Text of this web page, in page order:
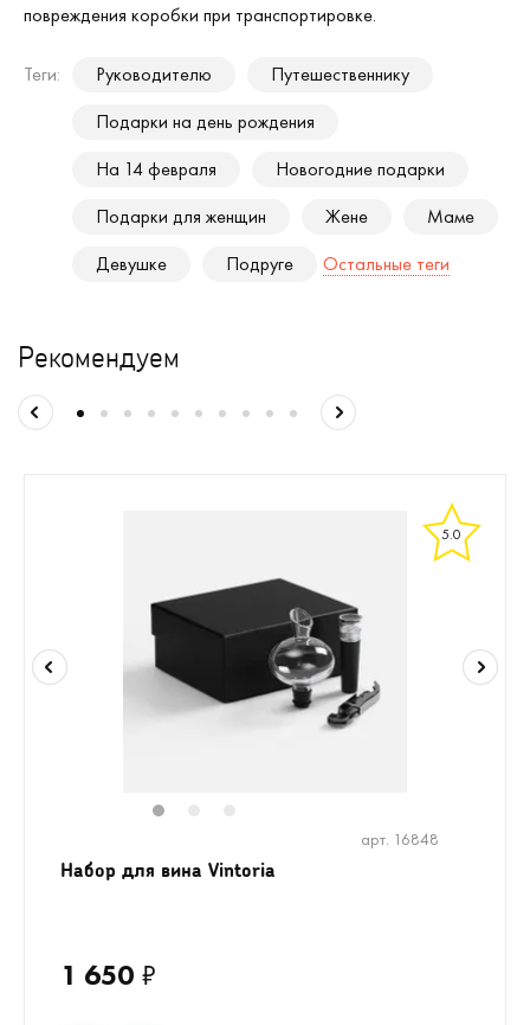
повреждения коробки при транспортировке.
Теги: Руководителю
Путешественнику
Подарки на день рождения
На 14 февраля
Новогодние подарки
Подарки для женщин
Жене
Маме
Девушке
Подруге Остальные теги
Рекомендуем
5.0
арт. 16848
Набор для вина Vintoria
1 650 ₽